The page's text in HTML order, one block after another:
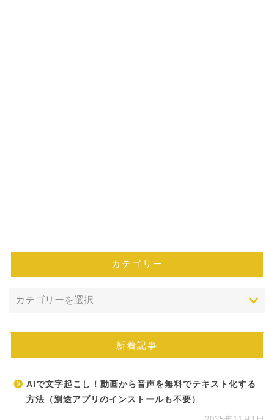
カテゴリー
新着記事
AIで文字起こし！動画から音声を無料でテキスト化する
方法（別途アプリのインストールも不要）